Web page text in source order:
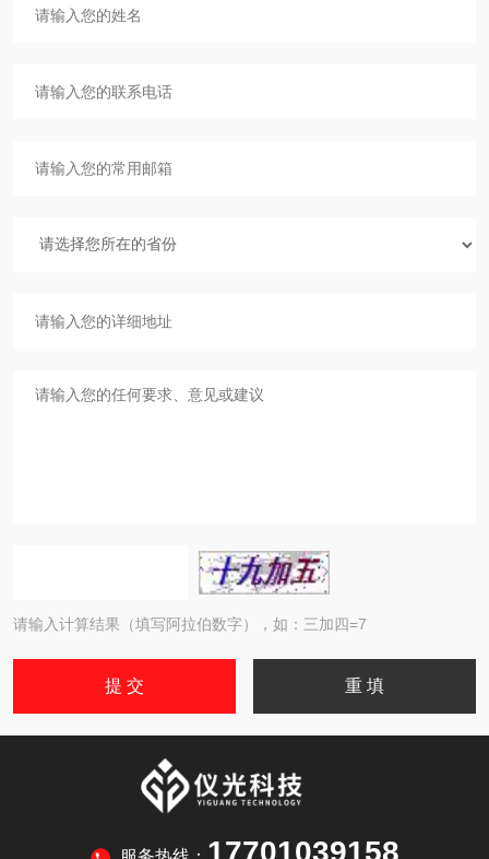
请输入计算结果（填写阿拉伯数字），如：三加四=7
17701039158